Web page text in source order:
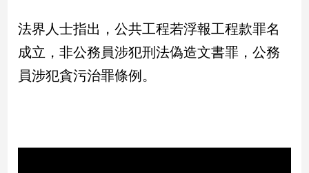
物
Pet
法界人士指出，公共工程若浮報工程款罪名
成立，非公務員涉犯刑法偽造文書罪，公務
員涉犯貪污治罪條例。